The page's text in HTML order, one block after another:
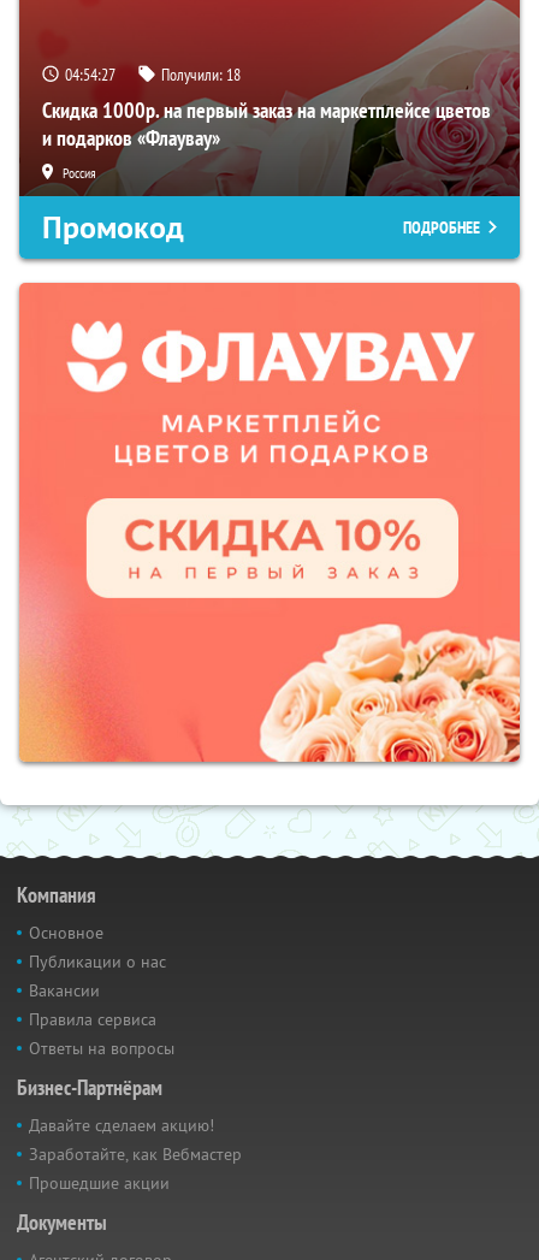
04:54:26 Получили: 18
Скидка 1000р. на первый заказ на маркетплейсе цветов
и подарков «Флаувау»
Россия
Промокод ПОДРОБНЕЕ
Компания
Основное
Публикации о нас
Вакансии
Правила сервиса
Ответы на вопросы
Бизнес-Партнёрам
Давайте сделаем акцию!
Заработайте, как Вебмастер
Прошедшие акции
Документы